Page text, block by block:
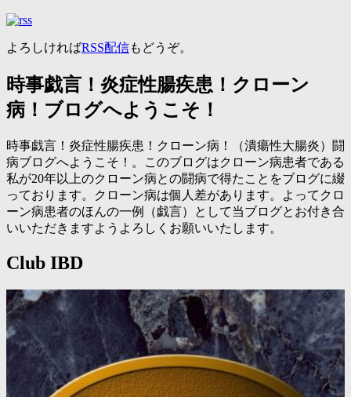
よろしければRSS配信もどうぞ。
時事戯言！炎症性腸疾患！クローン
病！ブログへようこそ！
時事戯言！炎症性腸疾患！クローン病！（潰瘍性大腸炎）闘
病ブログへようこそ！。このブログはクローン病患者である
私が20年以上のクローン病との闘病で得たことをブログに綴
っております。クローン病は個人差があります。よってクロ
ーン病患者のほんの一例（戯言）として当ブログとお付き合
いいただきますようよろしくお願いいたします。
Club IBD